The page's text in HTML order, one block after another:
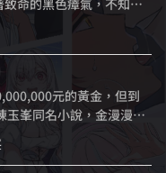
著實情的政府秘密組織-
的五指精怪肆虐，加上劍
個性開朗善良，有話直
場攸關存亡的鎮邪之
元的黃金，但到
峯同名小說，金漫漫畫
明牽引、師姐起乩、無
年，黑道盛傳有人在